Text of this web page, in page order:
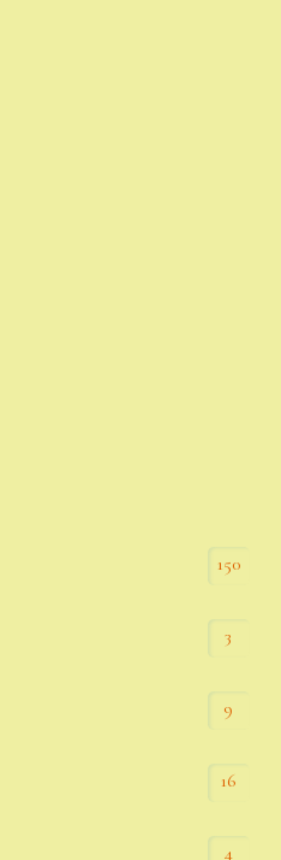
150
3
9
16
4